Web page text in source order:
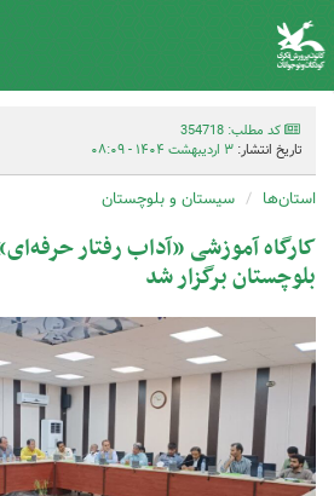
کد مطلب: 354718
تاریخ انتشار: ۳ اردیبهشت ۱۴۰۴ - ۰۸:۰۹
استان‌ها سیستان و بلوچستان
کارگاه آموزشی «آداب رفتار
بلوچستان برگزار شد